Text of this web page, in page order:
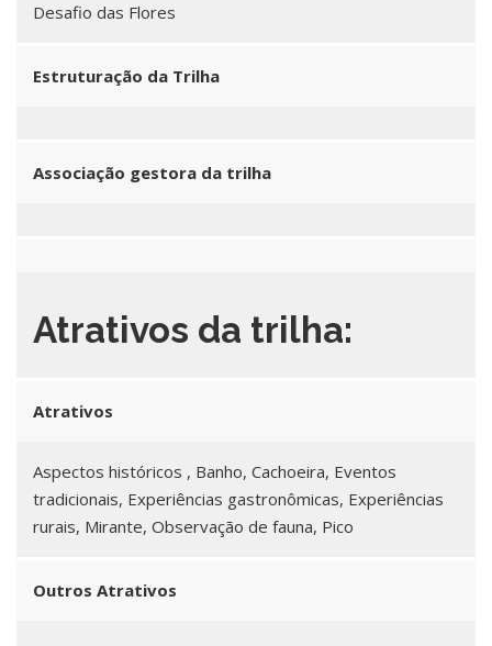
Desafio das Flores
Estruturação da Trilha
Associação gestora da trilha
Atrativos da trilha:
Atrativos
Aspectos históricos , Banho, Cachoeira, Eventos
tradicionais, Experiências gastronômicas, Experiências
rurais, Mirante, Observação de fauna, Pico
Outros Atrativos